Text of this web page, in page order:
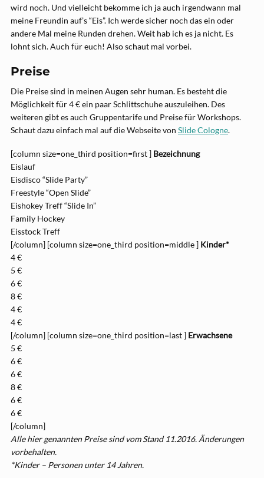
wird noch. Und vielleicht bekomme ich ja auch irgendwann mal
meine Freundin auf’s “Eis”. Ich werde sicher noch das ein oder
andere Mal meine Runden drehen. Weit hab ich es ja nicht. Es
lohnt sich. Auch für euch! Also schaut mal vorbei.
Preise
Die Preise sind in meinen Augen sehr human. Es besteht die
Möglichkeit für 4 € ein paar Schlittschuhe auszuleihen. Des
weiteren gibt es auch Gruppentarife und Preise für Workshops.
Schaut dazu einfach mal auf die Webseite von Slide Cologne.
[column size=one_third position=first ] Bezeichnung
Eislauf
Eisdisco “Slide Party”
Freestyle “Open Slide”
Eishokey Treff “Slide In”
Family Hockey
Eisstock Treff
[/column] [column size=one_third position=middle ] Kinder*
4 €
5 €
6 €
8 €
4 €
4 €
[/column] [column size=one_third position=last ] Erwachsene
5 €
6 €
6 €
8 €
6 €
6 €
[/column]
Alle hier genannten Preise sind vom Stand 11.2016. Änderungen
vorbehalten.
*Kinder – Personen unter 14 Jahren.